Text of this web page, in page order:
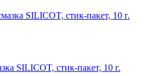
SILICOT, стик-пакет, 10 г.